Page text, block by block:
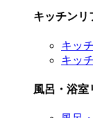
キッチンリ
キッ
キッ
風呂・浴室